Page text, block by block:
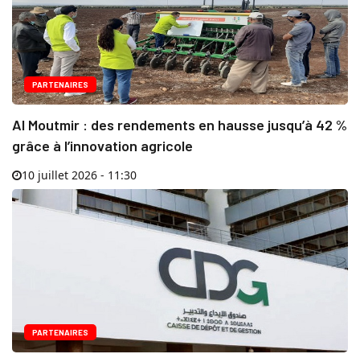
PARTENAIRES
Al Moutmir : des rendements en hausse jusqu’à 42 %
grâce à l’innovation agricole
10 juillet 2026 - 11:30
PARTENAIRES